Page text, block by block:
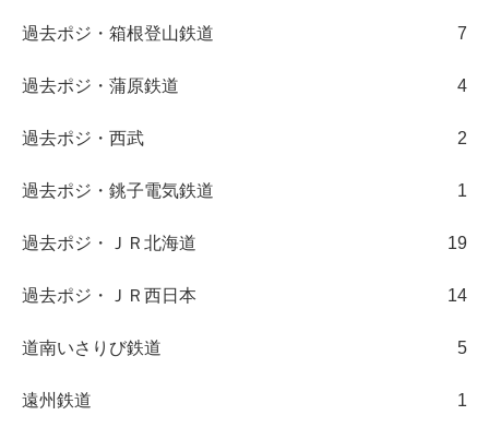
過去ポジ・箱根登山鉄道 7
過去ポジ・蒲原鉄道 4
過去ポジ・西武 2
過去ポジ・銚子電気鉄道 1
過去ポジ・ＪＲ北海道 19
過去ポジ・ＪＲ西日本 14
道南いさりび鉄道 5
遠州鉄道 1